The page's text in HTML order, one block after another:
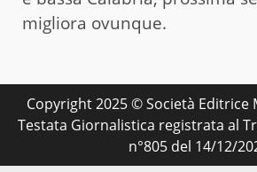
migliora ovunque.
Copyright 2025 © Società Editrice
Testata Giornalistica registrata al
n°805 del 14/12/